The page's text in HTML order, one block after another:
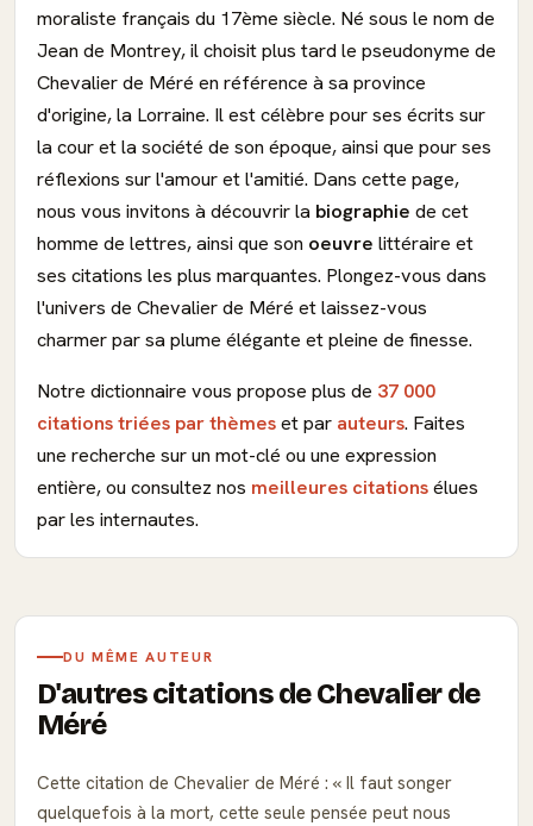
moraliste français du 17ème siècle. Né sous le nom de
Jean de Montrey, il choisit plus tard le pseudonyme de
Chevalier de Méré en référence à sa province
d'origine, la Lorraine. Il est célèbre pour ses écrits sur
la cour et la société de son époque, ainsi que pour ses
réflexions sur l'amour et l'amitié. Dans cette page,
nous vous invitons à découvrir la biographie de cet
homme de lettres, ainsi que son oeuvre littéraire et
ses citations les plus marquantes. Plongez-vous dans
l'univers de Chevalier de Méré et laissez-vous
charmer par sa plume élégante et pleine de finesse.
Notre dictionnaire vous propose plus de 37 000
citations triées par thèmeset par auteurs. Faites
une recherche sur un mot-clé ou une expression
entière, ou consultez nos meilleures citationsélues
par les internautes.
DU MÊME AUTEUR
D'autres citations de Chevalier de
Méré
Cette citation de Chevalier de Méré :
Il faut songer
quelquefois à la mort, cette seule pensée peut nous